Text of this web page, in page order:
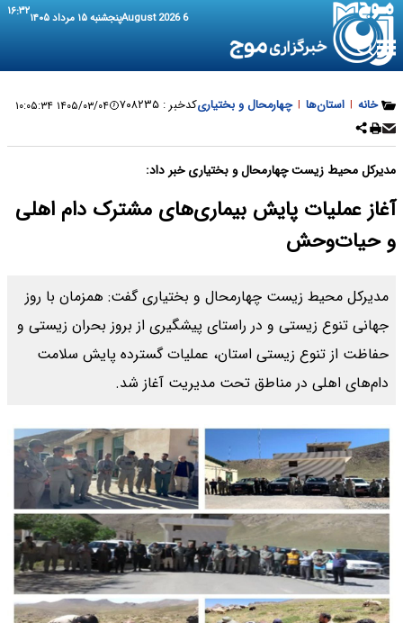
6 August 2026 پنجشنبه ۱۵ مرداد ۱۴۰۵ ۱۶:۳۲
خانه | استان‌ها | چهارمحال و بختیاریکدخبر : ۷۰۸۲۳۵ ۱۴۰۵/۰۳/۰۴ ۱۰:۰۵:۳۴
مدیرکل محیط زیست چهارمحال و بختیاری خبر داد:
آغاز عملیات پایش بیماری‌های مشترک دام اهلی
و حیات‌وحش
مدیرکل محیط زیست چهارمحال و بختیاری گفت: همزمان با روز
جهانی تنوع زیستی و در راستای پیشگیری از بروز بحران زیستی و
حفاظت از تنوع زیستی استان، عملیات گسترده پایش سلامت
دام‌های اهلی در مناطق تحت مدیریت آغاز شد.